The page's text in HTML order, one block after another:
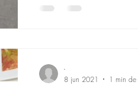
-
8 jun 2021
1 min de